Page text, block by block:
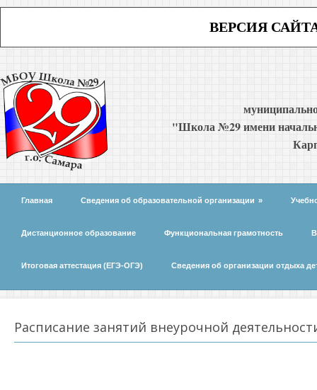
ВЕРСИЯ
"Школа №29 имени
Главная Сведения об образовательной организации »
Дистанционное образование Функциональная грамотность
Итоговая аттестация (ЕГЭ-ОГЭ) Сведения об организации отдыха
Расписание занятий внеурочной